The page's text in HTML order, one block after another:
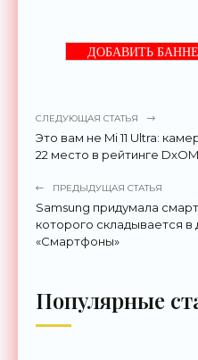
ДОБАВИТЬ
СЛЕДУЮЩАЯ СТАТЬЯ
Это вам не Mi 11 Ultra:
22 место в рейтинге
ПРЕДЫДУЩАЯ СТАТЬЯ
Samsung придумала
которого складывается в
«Смартфоны»
Популярные